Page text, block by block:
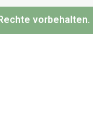
vorbehalten.